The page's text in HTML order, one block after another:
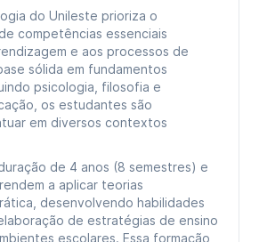
do Unileste prioriza o
competências essenciais
e aos processos de
sólida em fundamentos
psicologia, filosofia e
os estudantes são
em diversos contextos
de 4 anos (8 semestres) e
a aplicar teorias
desenvolvendo habilidades
de estratégias de ensino
escolares. Essa formação